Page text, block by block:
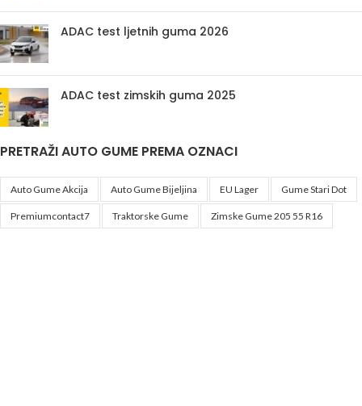
ADAC test ljetnih guma 2026
ADAC test zimskih guma 2025
PRETRAŽI AUTO GUME PREMA OZNACI
Auto Gume Akcija Auto Gume Bijeljina EU Lager Gume Stari Dot
Premiumcontact7 Traktorske Gume Zimske Gume 205 55 R16